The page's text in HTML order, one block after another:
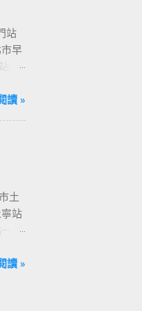
站
早
中
亞
國
港
讀 »
土
站
號
導
讀 »